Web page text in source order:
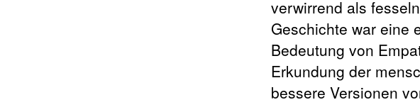
verwirrend als
Geschichte war eine
Bedeutung von
Erkundung der
bessere Versionen